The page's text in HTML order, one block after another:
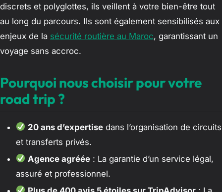
discrets et polyglottes, ils veillent à votre bien-être tout
au long du parcours. Ils sont également sensibilisés aux
enjeux de la sécurité routière au Maroc, garantissant un
voyage sans accroc.
Pourquoi nous choisir pour votre
road trip ?
20 ans d’expertise dans l’organisation de circuits
et transferts privés.
Agence agréée : La garantie d’un service légal,
assuré et professionnel.